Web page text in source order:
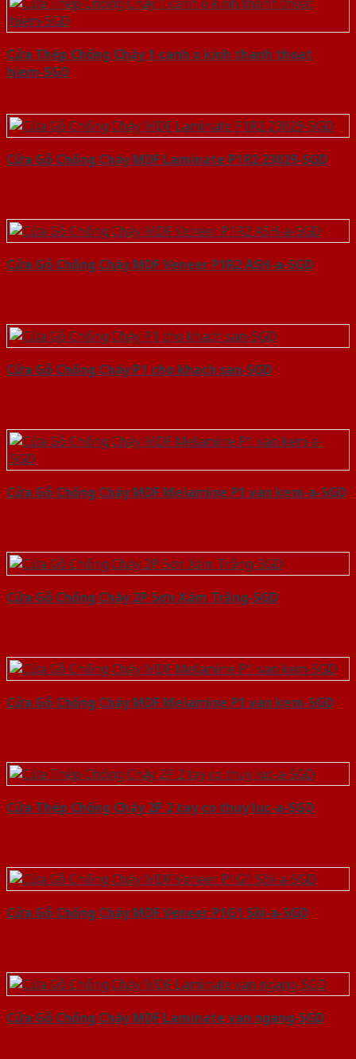
Cửa Thép Chống Cháy 1 canh o kinh thanh thoat
hiem-SGD
Cửa Gỗ Chống Cháy MDF Laminate P1R2 23029-SGD
Cửa Gỗ Chống Cháy MDF Veneer P1R2 ASH-a-SGD
Cửa Gỗ Chống Cháy P1 cho khach san-SGD
Cửa Gỗ Chống Cháy MDF Melamine P1 van kem-a-SGD
Cửa Gỗ Chống Cháy 2P Sơn Xám Trắng-SGD
Cửa Gỗ Chống Cháy MDF Melamine P1 van kem-SGD
Cửa Thép Chống Cháy 2P 2 tay co thuy luc-a-SGD
Cửa Gỗ Chống Cháy MDF Veneer P1G1 Sồi-a-SGD
Cửa Gỗ Chống Cháy MDF Laminate van ngang-SGD